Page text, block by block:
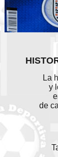
La
y
de